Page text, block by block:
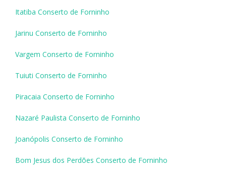
Itatiba Conserto de Forninho
Jarinu Conserto de Forninho
Vargem Conserto de Forninho
Tuiuti Conserto de Forninho
Piracaia Conserto de Forninho
Nazaré Paulista Conserto de Forninho
Joanópolis Conserto de Forninho
Bom Jesus dos Perdões Conserto de Forninho